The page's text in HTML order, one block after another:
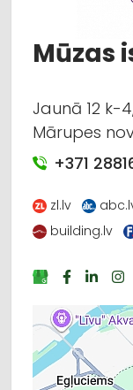
Mūzas
Jaunā 12 k-
Mārupes
+371
zl.lv
building.lv